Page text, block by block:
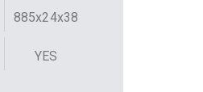
885x24x38
YES